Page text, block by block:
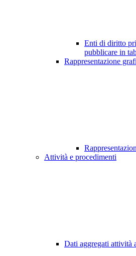
Enti di diritto
pubblicare in
Rappresentazione
Attività e procedimenti
Dati aggregati attività